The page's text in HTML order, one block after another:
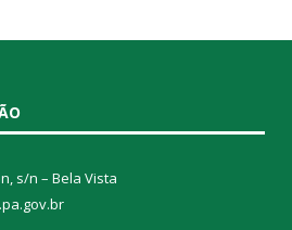
s/n – Bela Vista